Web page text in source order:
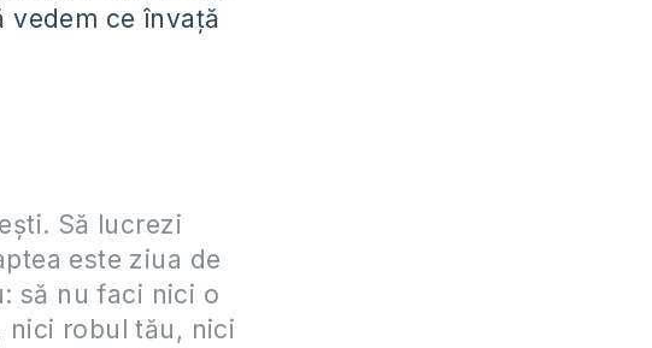
vedem ce învaţă
Să lucrezi
este ziua de
să nu faci nici o
nici robul tău, nici